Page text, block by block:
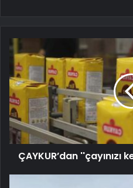
ÇAYKUR’dan ''çayınızı